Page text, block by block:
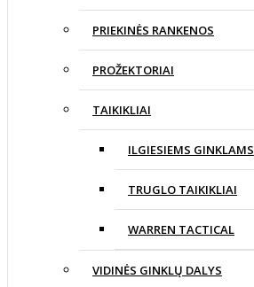
PRIEKINĖS RANKENOS
PROŽEKTORIAI
TAIKIKLIAI
ILGIESIEMS GINKLAMS
TRUGLO TAIKIKLIAI
WARREN TACTICAL
VIDINĖS GINKLŲ DALYS